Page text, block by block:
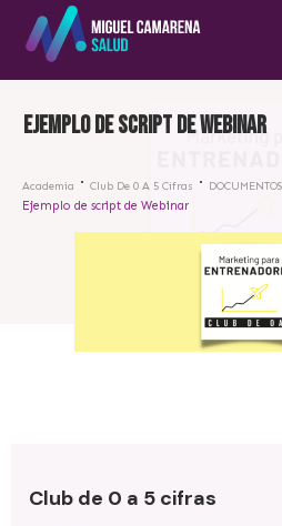
Ejemplo de script de Webinar
Academia Club De 0 A 5 Cifras
Ejemplo de script de Webinar
Club de 0 a 5 cifras